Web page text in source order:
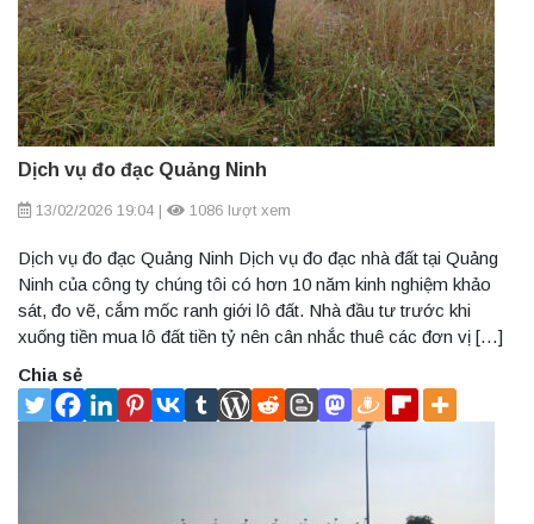
Dịch vụ đo đạc Quảng Ninh
13/02/2026 19:04| 1086 lượt xem
Dịch vụ đo đạc Quảng Ninh Dịch vụ đo đạc nhà đất tại Quảng
Ninh của công ty chúng tôi có hơn 10 năm kinh nghiệm khảo
sát, đo vẽ, cắm mốc ranh giới lô đất. Nhà đầu tư trước khi
xuống tiền mua lô đất tiền tỷ nên cân nhắc thuê các đơn vị […]
Chia sẻ